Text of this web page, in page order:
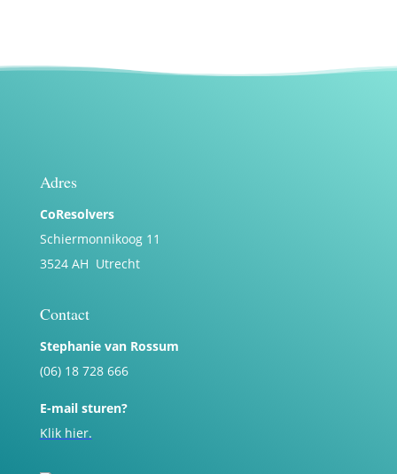
Adres
CoResolvers
Schiermonnikoog 11
3524 AH Utrecht
Contact
Stephanie van Rossum
(06) 18 728 666
E-mail sturen?
Klik hier.